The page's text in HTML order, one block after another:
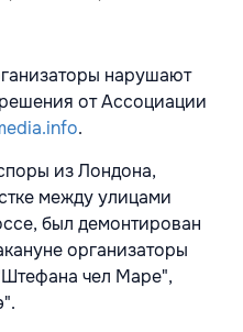
нарушают
от Ассоциации
.
из Лондона,
между улицами
был демонтирован
организаторы
чел Маре",